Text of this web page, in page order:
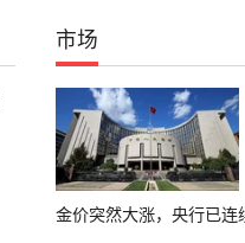
市场
金价突然大涨，央行已连